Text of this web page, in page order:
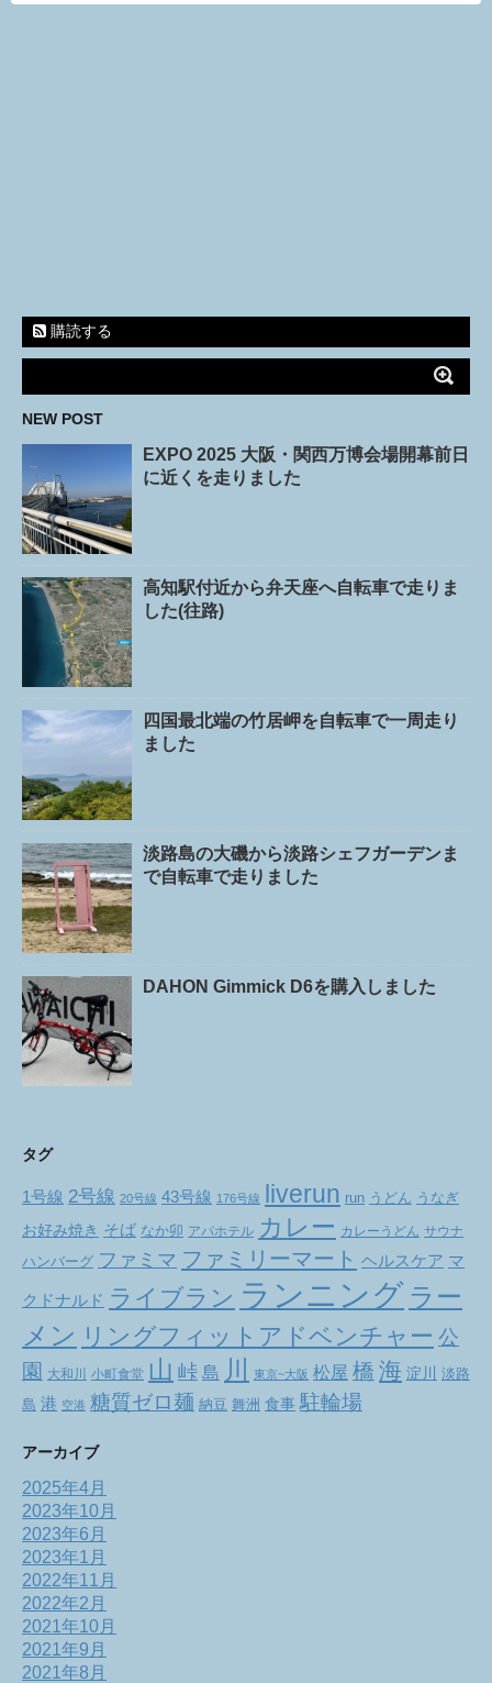
購読する
NEW POST
EXPO 2025 大阪・関西万博会場開幕前日
に近くを走りました
高知駅付近から弁天座へ自転車で走りま
した(往路)
四国最北端の竹居岬を自転車で一周走り
ました
淡路島の大磯から淡路シェフガーデンま
で自転車で走りました
DAHON Gimmick D6を購入しました
タグ
1号線 2号線 20号線 43号線 176号線 liverun run うどん うなぎ
お好み焼き そば なか卯 アパホテル カレー カレーうどん サウナ
ハンバーグ ファミマ ファミリーマート ヘルスケア マ
クドナルド ライブラン ランニング ラー
メン リングフィットアドベンチャー 公
園
大和川 小町食堂 山 峠 島 川 東京~大阪 松屋 橋 海 淀川
淡路
島 港 空港 糖質ゼロ麺 納豆 舞洲 食事 駐輪場
アーカイブ
2025年4月
2023年10月
2023年6月
2023年1月
2022年11月
2022年2月
2021年10月
2021年9月
2021年8月